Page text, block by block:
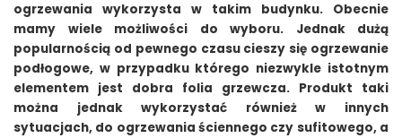
ogrzewania wykorzysta w takim budynku. Obecnie
mamy wiele możliwości do wyboru. Jednak dużą
popularnością od pewnego czasu cieszy się ogrzewanie
podłogowe, w przypadku którego niezwykle istotnym
elementem jest dobra folia grzewcza. Produkt taki
można jednak wykorzystać również w innych
sytuacjach, do ogrzewania ściennego czy sufitowego, a